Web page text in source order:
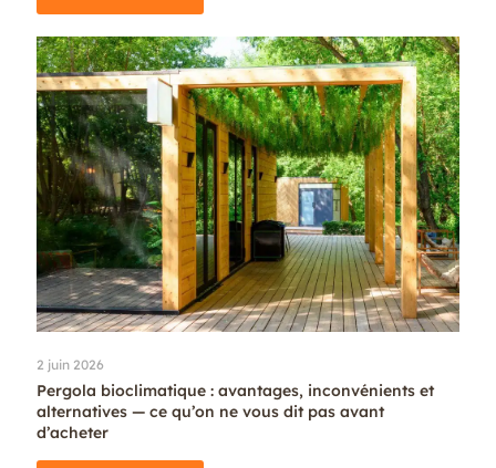
2 juin 2026
Pergola bioclimatique : avantages, inconvénients et
alternatives — ce qu’on ne vous dit pas avant
d’acheter